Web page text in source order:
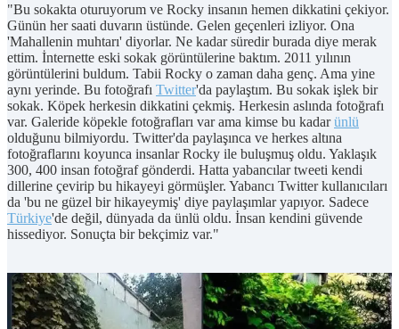
"Bu sokakta oturuyorum ve Rocky insanın hemen dikkatini çekiyor.
Günün her saati duvarın üstünde. Gelen geçenleri izliyor. Ona
'Mahallenin muhtarı' diyorlar. Ne kadar süredir burada diye merak
ettim. İnternette eski sokak görüntülerine baktım. 2011 yılının
görüntülerini buldum. Tabii Rocky o zaman daha genç. Ama yine
aynı yerinde. Bu fotoğrafı Twitter'da paylaştım. Bu sokak işlek bir
sokak. Köpek herkesin dikkatini çekmiş. Herkesin aslında fotoğrafı
var. Galeride köpekle fotoğrafları var ama kimse bu kadarünlü
olduğunu bilmiyordu. Twitter'da paylaşınca ve herkes altına
fotoğraflarını koyunca insanlar Rocky ile buluşmuş oldu. Yaklaşık
300, 400 insan fotoğraf gönderdi. Hatta yabancılar tweeti kendi
dillerine çevirip bu hikayeyi görmüşler. Yabancı Twitter kullanıcıları
da 'bu ne güzel bir hikayeymiş' diye paylaşımlar yapıyor. Sadece
Türkiye'de değil, dünyada da ünlü oldu. İnsan kendini güvende
hissediyor. Sonuçta bir bekçimiz var."